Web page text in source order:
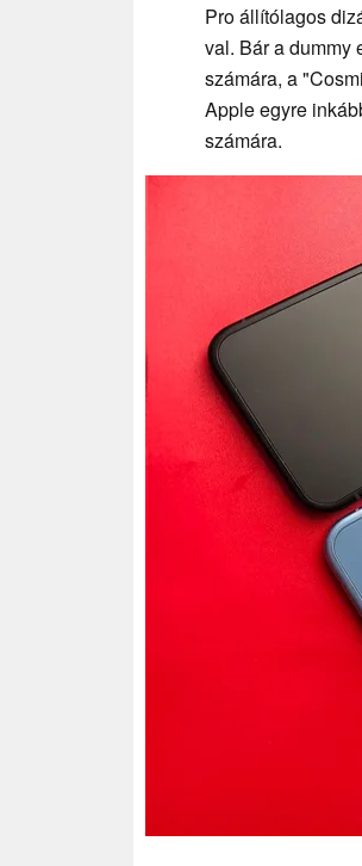
Pro állítólagos
val. Bár a dummy
számára, a
Apple egyre
számára.